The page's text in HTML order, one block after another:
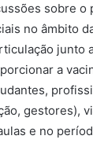
sobre o
no âmbito
junto
a
gestores),
e no